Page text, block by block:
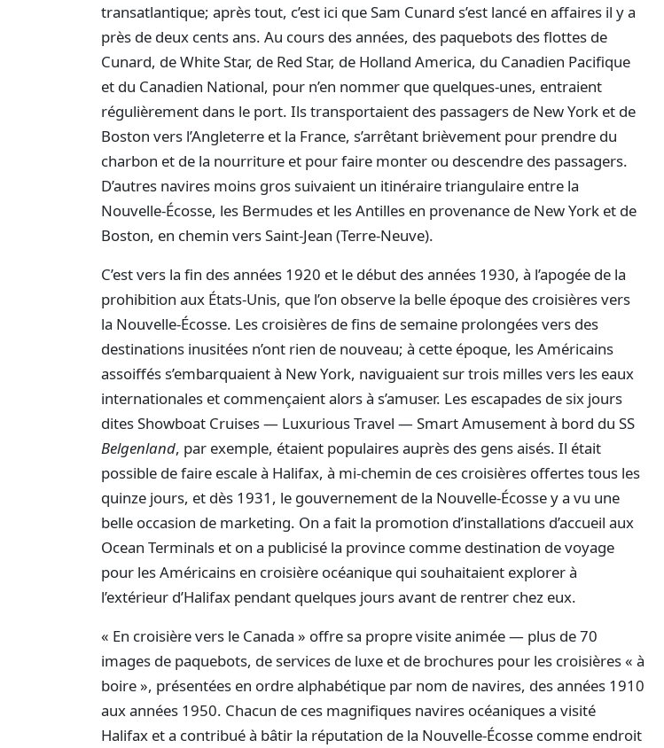
transatlantique; après tout, c’est ici que Sam Cunard s’est lancé en affaires il y a
près de deux cents ans. Au cours des années, des paquebots des flottes de
Cunard, de White Star, de Red Star, de Holland America, du Canadien Pacifique
et du Canadien National, pour n’en nommer que quelques-unes, entraient
régulièrement dans le port. Ils transportaient des passagers de New York et de
Boston vers l’Angleterre et la France, s’arrêtant brièvement pour prendre du
charbon et de la nourriture et pour faire monter ou descendre des passagers.
D’autres navires moins gros suivaient un itinéraire triangulaire entre la
Nouvelle-Écosse, les Bermudes et les Antilles en provenance de New York et de
Boston, en chemin vers Saint-Jean (Terre-Neuve).
C’est vers la fin des années 1920 et le début des années 1930, à l’apogée de la
prohibition aux États-Unis, que l’on observe la belle époque des croisières vers
la Nouvelle-Écosse. Les croisières de fins de semaine prolongées vers des
destinations inusitées n’ont rien de nouveau; à cette époque, les Américains
assoiffés s’embarquaient à New York, naviguaient sur trois milles vers les eaux
internationales et commençaient alors à s’amuser. Les escapades de six jours
dites Showboat Cruises — Luxurious Travel — Smart Amusement à bord du SS
Belgenland, par exemple, étaient populaires auprès des gens aisés. Il était
possible de faire escale à Halifax, à mi-chemin de ces croisières offertes tous les
quinze jours, et dès 1931, le gouvernement de la Nouvelle-Écosse y a vu une
belle occasion de marketing. On a fait la promotion d’installations d’accueil aux
Ocean Terminals et on a publicisé la province comme destination de voyage
pour les Américains en croisière océanique qui souhaitaient explorer à
l’extérieur d’Halifax pendant quelques jours avant de rentrer chez eux.
« En croisière vers le Canada » offre sa propre visite animée — plus de 70
images de paquebots, de services de luxe et de brochures pour les croisières « à
boire », présentées en ordre alphabétique par nom de navires, des années 1910
aux années 1950. Chacun de ces magnifiques navires océaniques a visité
Halifax et a contribué à bâtir la réputation de la Nouvelle-Écosse comme endroit